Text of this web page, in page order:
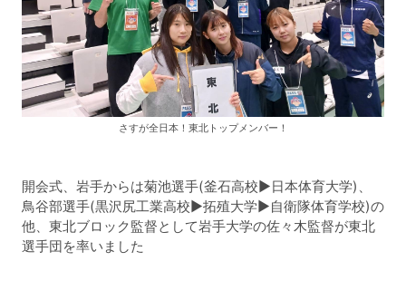
さすが全日本！東北トップメンバー！
開会式、岩手からは菊池選手(釜石高校▶︎日本体育大学)、
鳥谷部選手(黒沢尻工業高校▶︎拓殖大学▶︎自衛隊体育学校)の
他、東北ブロック監督として岩手大学の佐々木監督が東北
選手団を率いました